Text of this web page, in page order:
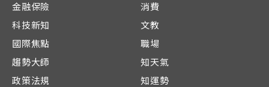
金融保險
科技新知
國際焦點
趨勢大師
政策法規
消費
文教
職場
知天氣
知運勢